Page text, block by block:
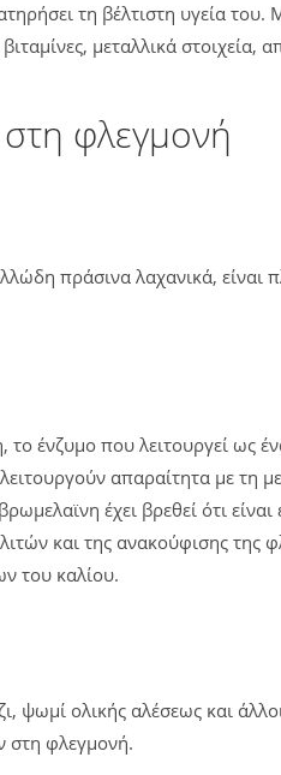
τη βέλτιστη υγεία
μεταλλικά στοιχεία,
φλεγμονή
πράσινα λαχανικά,
το ένζυμο που λειτουργεί ως
απαραίτητα με
έχει βρεθεί ότι
και της ανακούφισης της
του καλίου.
ψωμί ολικής αλέσεως και
στη φλεγμονή.